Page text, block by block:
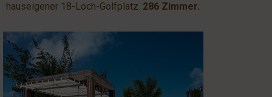
hauseigener 18-Loch-Golfplatz. 286 Zimmer.